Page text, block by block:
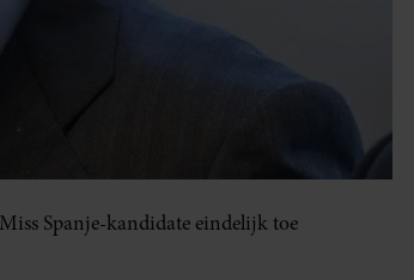
Spanje-kandidate eindelijk toe